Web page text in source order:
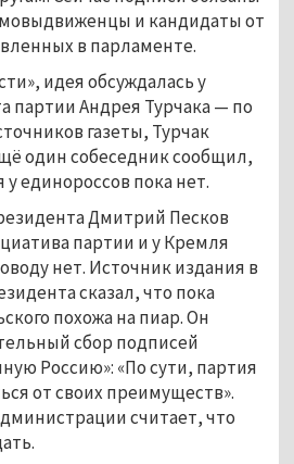
и кандидаты от
в парламенте.
идея обсуждалась у
партии Андрея Турчака — по
газеты, Турчак
один собеседник сообщил,
единороссов пока нет.
Дмитрий Песков
партии и у Кремля
нет. Источник издания в
сказал, что пока
похожа на пиар. Он
сбор подписей
Россию»: «По сути, партия
от своих преимуществ».
считает, что